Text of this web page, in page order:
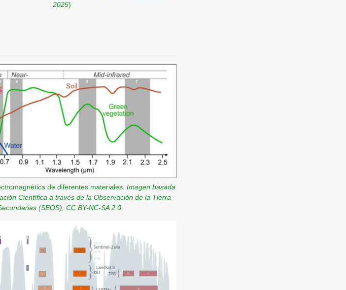
2025)
de diferentes materiales. Imagen basada
Científica a través de la Observación de la Tierra
(SEOS), CC BY-NC-SA 2.0.